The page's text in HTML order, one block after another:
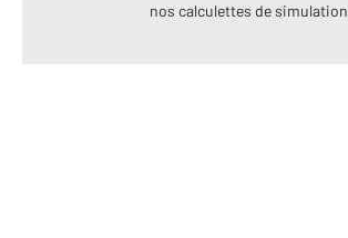
nos calculettes de simulation